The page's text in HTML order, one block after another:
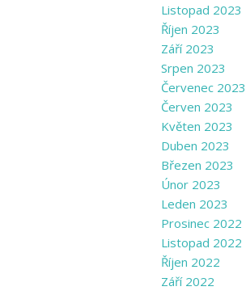
Listopad 2023
Říjen 2023
Září 2023
Srpen 2023
Červenec 2023
Červen 2023
Květen 2023
Duben 2023
Březen 2023
Únor 2023
Leden 2023
Prosinec 2022
Listopad 2022
Říjen 2022
Září 2022